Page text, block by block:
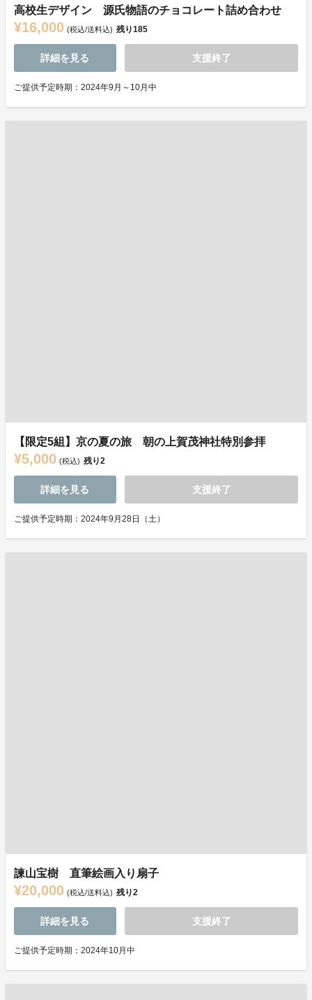
高校生デザイン 源氏物語のチョコレート詰め合わせ
¥16,000 (税込/送料込) 残り185
詳細を見る 支援終了
ご提供予定時期：2024年9月～10月中
【限定5組】京の夏の旅 朝の上賀茂神社特別参拝
¥5,000 (税込) 残り2
詳細を見る 支援終了
ご提供予定時期：2024年9月28日（土）
諫山宝樹 直筆絵画入り扇子
¥20,000 (税込/送料込) 残り2
詳細を見る 支援終了
ご提供予定時期：2024年10月中